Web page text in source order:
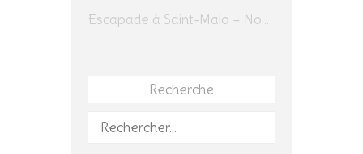
Escapade à Saint-Malo – Novembre 2025 – Jour 1
Recherche
Rechercher :